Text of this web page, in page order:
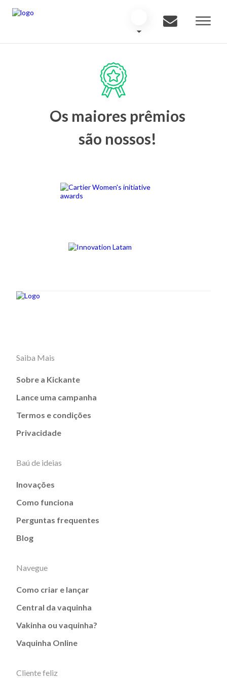
Os maiores prêmios
são nossos!
Saiba Mais
Sobre a Kickante
Lance uma campanha
Termos e condições
Privacidade
Baú de ideias
Inovações
Como funciona
Perguntas frequentes
Blog
Navegue
Como criar e lançar
Central da vaquinha
Vakinha ou vaquinha?
Vaquinha Online
Cliente feliz